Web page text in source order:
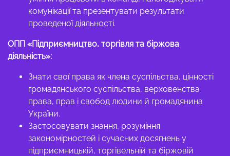
комунікації та презентувати результати
проведеної діяльності.
ОПП «Підприємництво, торгівля та біржова
діяльність»:
Знати свої права як члена суспільства, цінності
громадянського суспільства, верховенства
права, прав і свобод людини й громадянина
України.
Застосовувати знання, розуміння
закономірностей і сучасних досягнень у
підприємницькій, торгівельній та біржовій